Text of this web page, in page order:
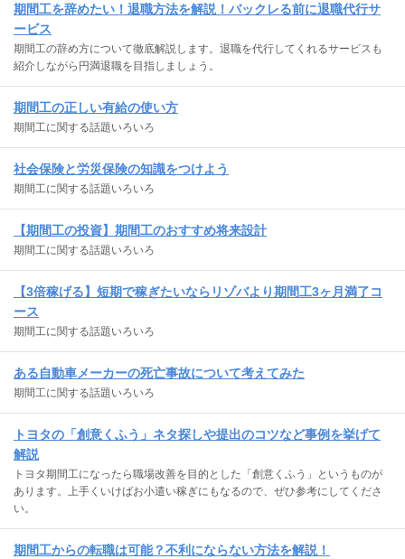
期間工を辞めたい！退職方法を解説！バックレる前に退職代行サ
ービス
期間工の辞め方について徹底解説します。退職を代行してくれるサービスも
紹介しながら円満退職を目指しましょう。
期間工の正しい有給の使い方
期間工に関する話題いろいろ
社会保険と労災保険の知識をつけよう
期間工に関する話題いろいろ
【期間工の投資】期間工のおすすめ将来設計
期間工に関する話題いろいろ
【3倍稼げる】短期で稼ぎたいならリゾバより期間工3ヶ月満了コ
ース
期間工に関する話題いろいろ
ある自動車メーカーの死亡事故について考えてみた
期間工に関する話題いろいろ
トヨタの「創意くふう」ネタ探しや提出のコツなど事例を挙げて
解説
トヨタ期間工になったら職場改善を目的とした「創意くふう」というものが
あります。上手くいけばお小遣い稼ぎにもなるので、ぜひ参考にしてくださ
い。
期間工からの転職は可能？不利にならない方法を解説！